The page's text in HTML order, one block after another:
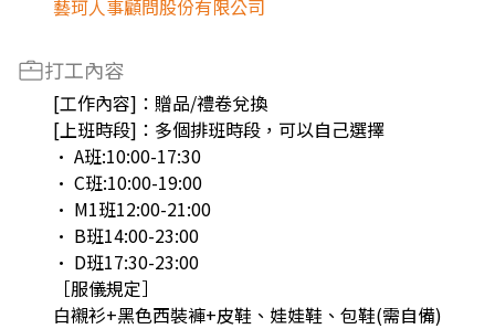
藝珂人事顧問股份有限公司
打工內容
[工作內容]：贈品/禮卷兌換
[上班時段]：多個排班時段，可以自己選擇
• A班:10:00-17:30
• C班:10:00-19:00
• M1班12:00-21:00
• B班14:00-23:00
• D班17:30-23:00
［服儀規定］
白襯衫+黑色西裝褲+皮鞋、娃娃鞋、包鞋(需自備)